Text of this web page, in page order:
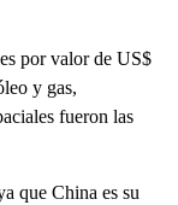
por valor de US$
y gas,
fueron las
que China es su